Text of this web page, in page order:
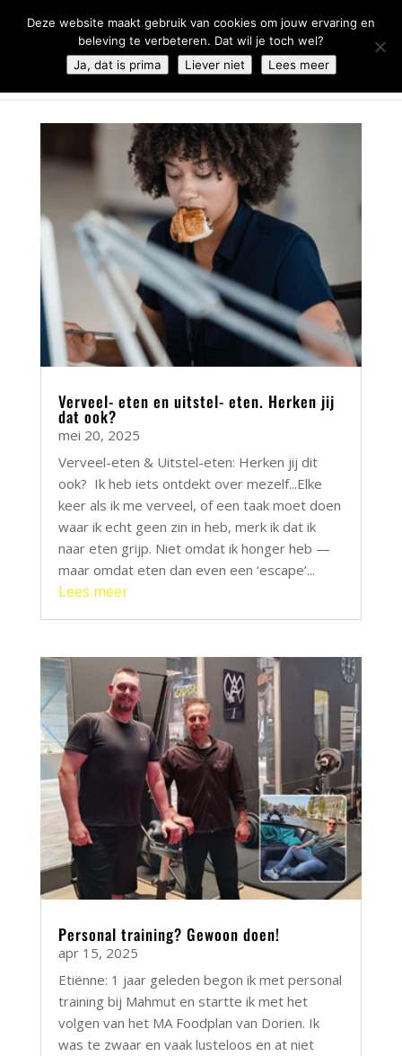
Verveel- eten en uitstel- eten. Herken jij
dat ook?
mei 20, 2025
Verveel-eten & Uitstel-eten: Herken jij dit
ook? Ik heb iets ontdekt over mezelf...Elke
keer als ik me verveel, of een taak moet doen
waar ik echt geen zin in heb, merk ik dat ik
naar eten grijp. Niet omdat ik honger heb —
maar omdat eten dan even een ‘escape’...
Lees meer
Personal training? Gewoon doen!
apr 15, 2025
Etiënne: 1 jaar geleden begon ik met personal
training bij Mahmut en startte ik met het
volgen van het MA Foodplan van Dorien. Ik
was te zwaar en vaak lusteloos en at niet
Deze website maakt gebruik van cookies om jouw ervaring en
beleving te verbeteren. Dat wil je toch wel?
Ja, dat is prima
Liever niet Lees meer